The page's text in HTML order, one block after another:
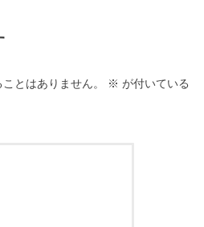
とはありません。 ※ が付いている